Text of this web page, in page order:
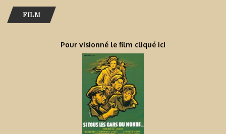
FILM
Pour visionné le film cliqué ici